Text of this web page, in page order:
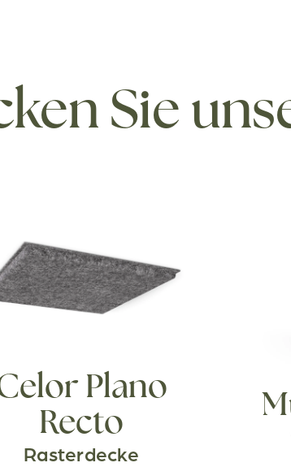
Sie
Plano
Recto
Rasterdecke